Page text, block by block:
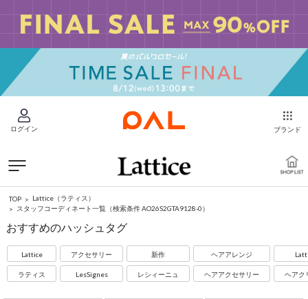
ログイン ブランド
TOP
Lattice（ラティス）
スタッフコーディネート一覧 （検索条件 AO26S2GTA9128-0）
おすすめのハッシュタグ
Lattice
ラティス
アクセサリー
LesSignes
新作
レシィーニュ
ヘアアレンジ
ヘアアクセサリー ヘアク